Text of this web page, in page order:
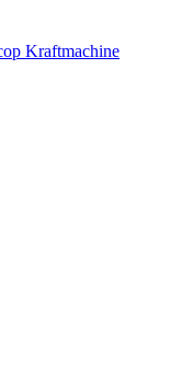
Kraftmaсhine